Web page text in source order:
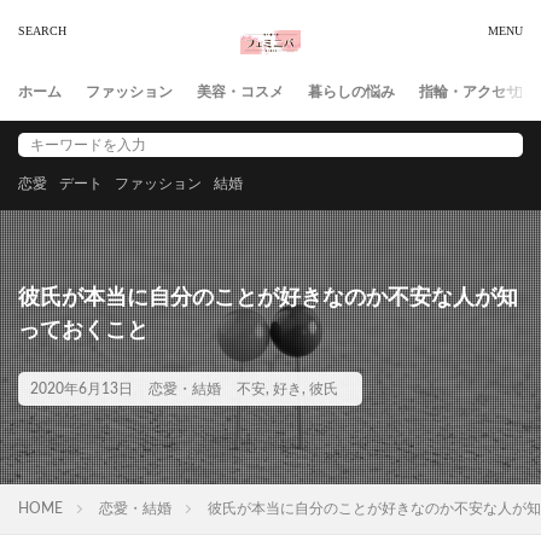
ホーム ファッション 美容・コスメ 暮らしの悩み 指輪・アクセサリ
恋愛 デート ファッション 結婚
彼氏が本当に自分のことが好きなのか不安な人が知
っておくこと
2020年6月13日 恋愛・結婚 不安, 好き , 彼氏
HOME 恋愛・結婚 彼氏が本当に自分のことが好きなのか不安な人が